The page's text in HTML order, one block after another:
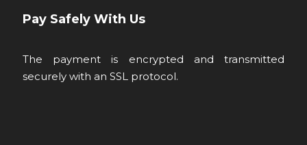
Pay Safely With Us
The payment is encrypted and transmitted
securely with an SSL protocol.